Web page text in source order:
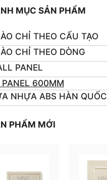
MỤC SẢN PHẨM
CHỈ THEO CẤU TẠO
CHỈ THEO DÒNG
PANEL
PANEL 600MM
NHỰA ABS HÀN QUỐC
PHẨM MỚI